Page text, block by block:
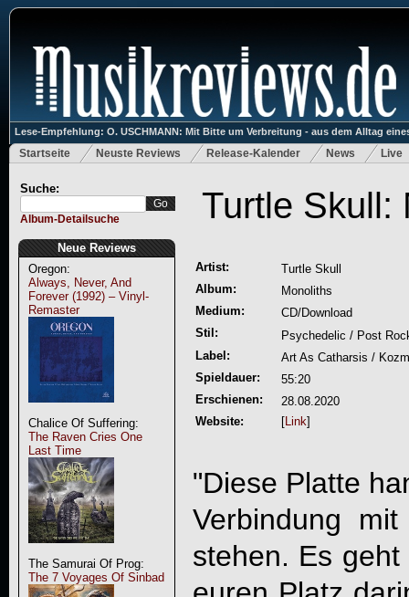
Lese-Empfehlung: O. USCHMANN: Mit Bitte um Verbreitung - aus dem Alltag
Startseite Neuste Reviews Release-Kalender News Live
Suche:
Album-Detailsuche
Neue Reviews
Oregon:
Always, Never, And
Forever (1992) – Vinyl-
Remaster
Chalice Of Suffering:
The Raven Cries One
Last Time
The Samurai Of Prog:
The 7 Voyages Of Sinbad
Turtle Skull:
Artist:
Turtle Skull
Album:
Monoliths
Medium:
CD/Download
Stil:
Psychedelic / Post
Label:
Art As Catharsis /
Spieldauer:
55:20
Erschienen:
28.08.2020
Website:
[Link]
"Diese Platte
Verbindung
stehen. Es